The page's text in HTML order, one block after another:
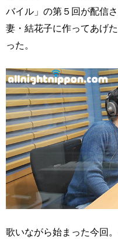
バイル」の第５回が配信
妻・結花子に作ってあげ
った。
歌いながら始まった今回